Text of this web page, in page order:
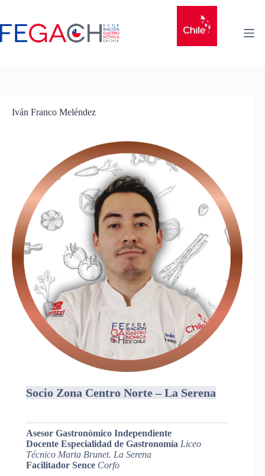
Iván Franco Meléndez
Socio Zona Centro Norte – La Serena
Asesor Gastronómico Independiente
Docente Especialidad de Gastronomía Liceo
Técnico Marta Brunet. La Serena
Facilitador Sence Corfo